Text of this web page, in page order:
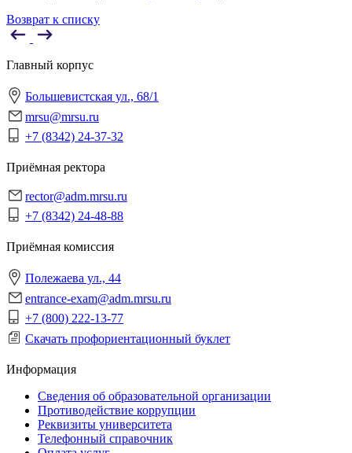
Возврат к списку
Главный корпус
Большевистская ул., 68/1
mrsu@mrsu.ru
+7 (8342) 24-37-32
Приёмная ректора
rector@adm.mrsu.ru
+7 (8342) 24-48-88
Приёмная комиссия
Полежаева ул., 44
entrance-exam@adm.mrsu.ru
+7 (800) 222-13-77
Скачать профориентационный буклет
Информация
Сведения об образовательной организации
Противодействие коррупции
Реквизиты университета
Телефонный справочник